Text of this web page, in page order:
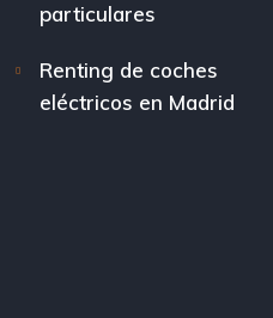
particulares
Renting de coches
eléctricos en Madrid